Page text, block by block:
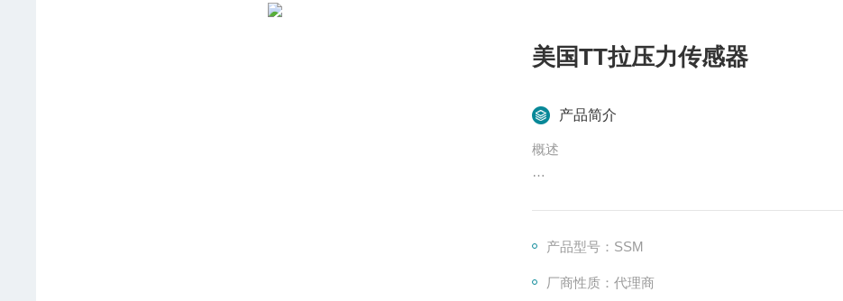
美国TT拉压力传感器
产品简介
概述
美国Transducer Techniques SSM系列压式力传感
产品型号：SSM
厂商性质：代理商